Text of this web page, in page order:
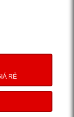
RẺ